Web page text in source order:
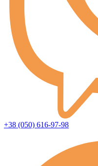
+38 (050) 616-97-98